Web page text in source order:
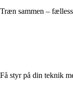
Træn sammen –
Få styr på din teknik